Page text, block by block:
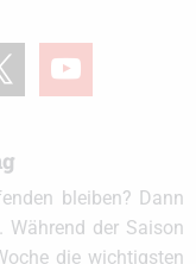
youtube
bleiben? Dann
der Saison
die wichtigsten